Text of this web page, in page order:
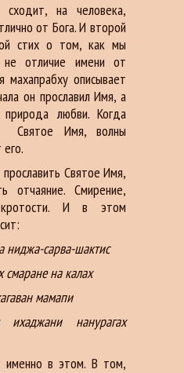
на человека,
от Бога. И второй
стих о том, как мы
отличие имени от
махапрабху описывает
он прославил Имя, а
любви. Когда
Святое Имя, волны
Святое Имя,
отчаяние. Смирение,
И в этом
ниджа-сарва-шактис
смаране на калах
мамапи
нанурагах
именно в этом. В том,